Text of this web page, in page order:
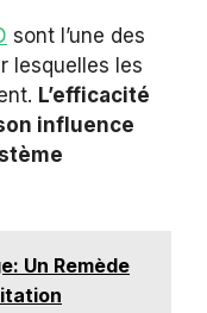
sont l’une des
lesquelles les
L’efficacité
influence
Un Remède